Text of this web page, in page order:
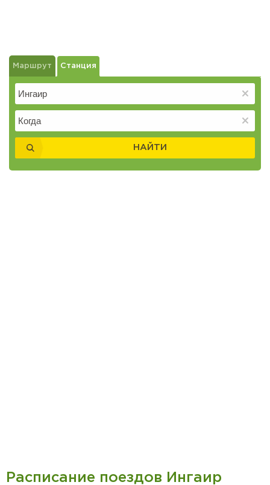
Маршрут Станция
НАЙТИ
Расписание поездов Ингаир